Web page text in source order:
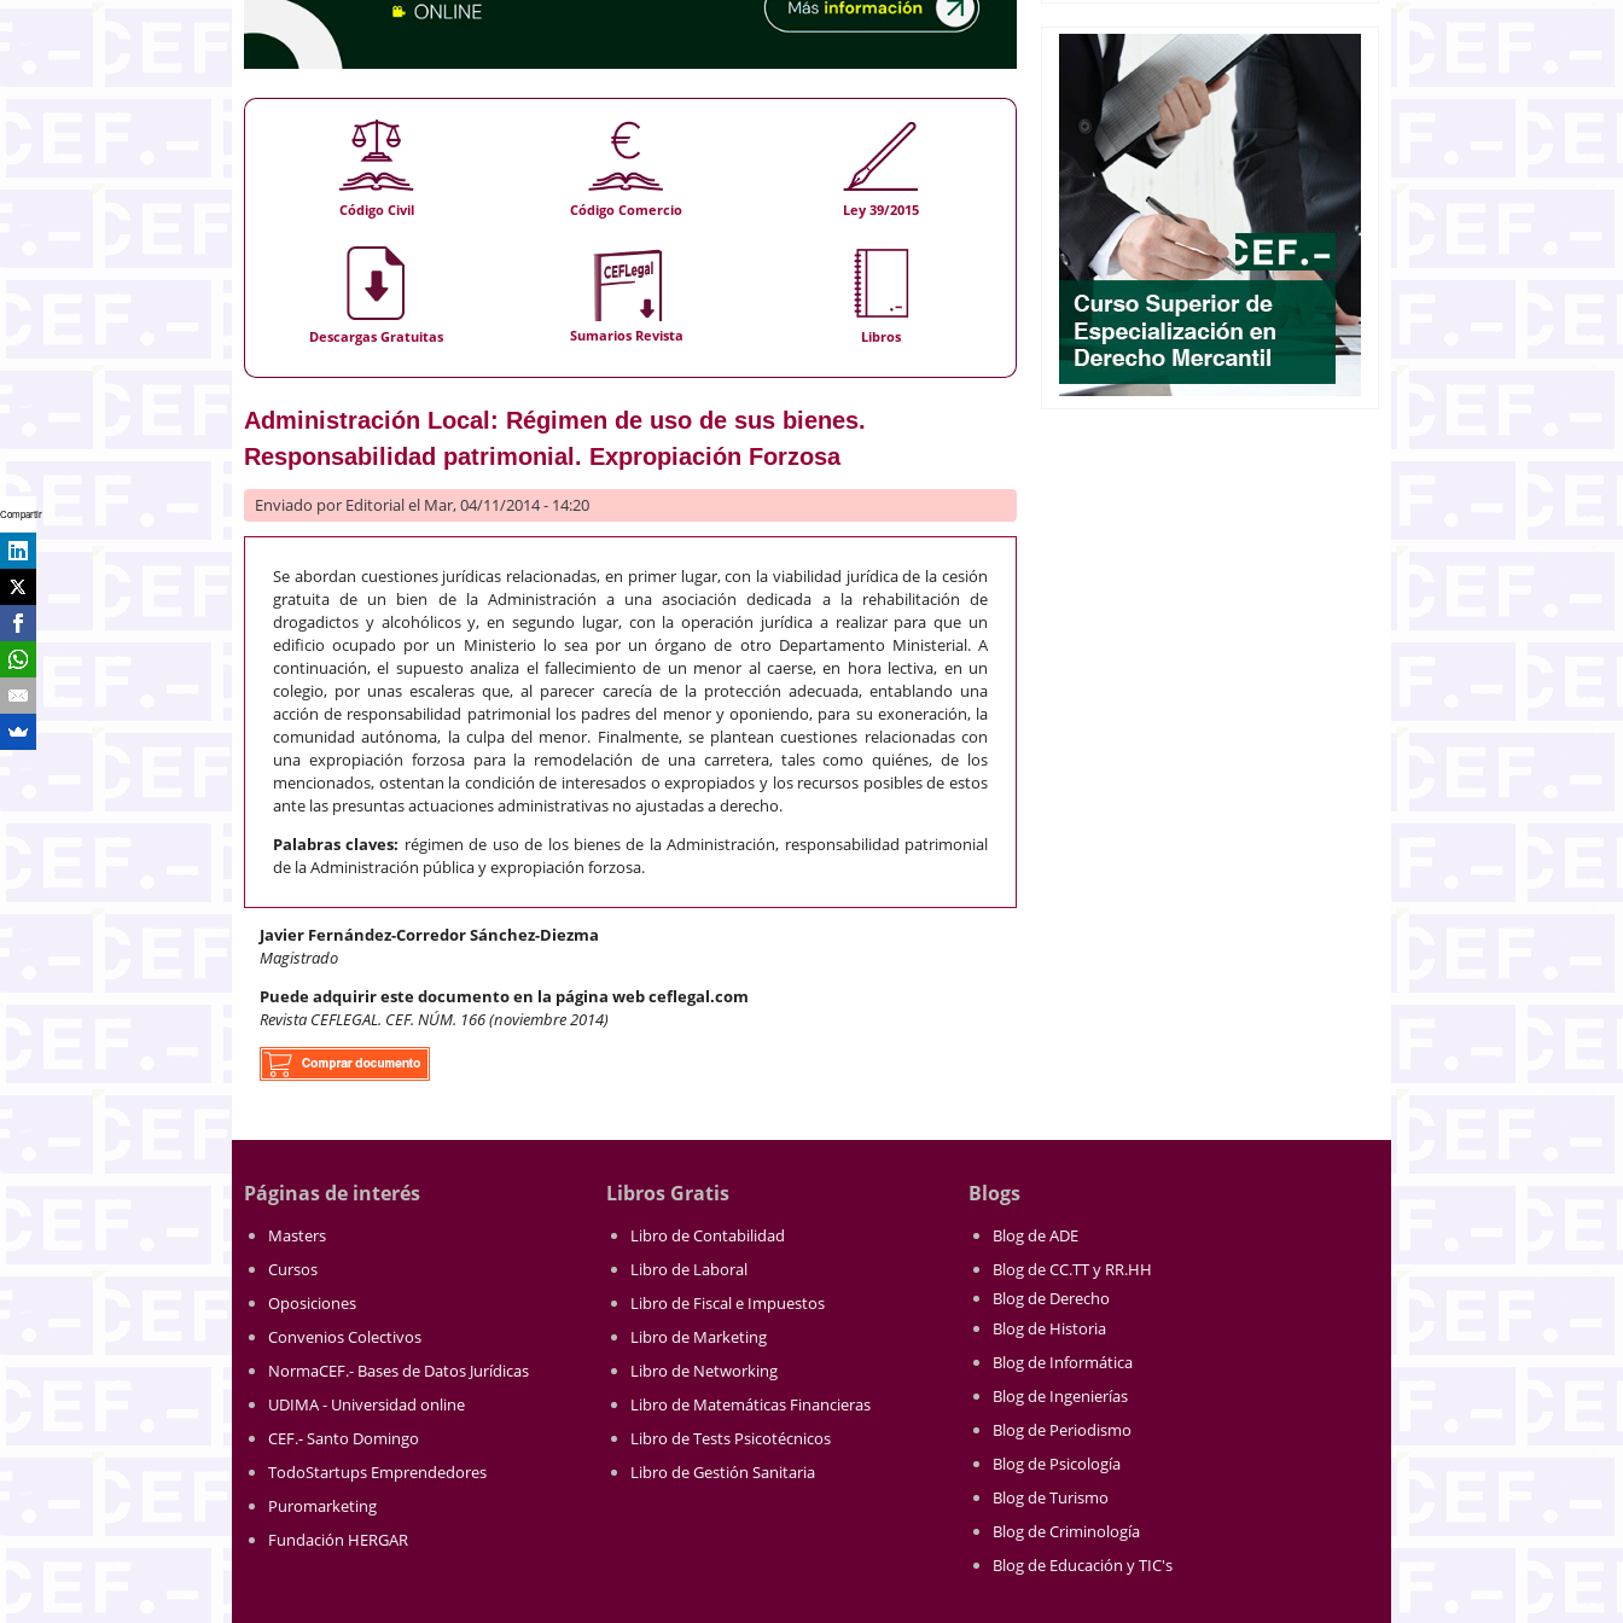
Código Civil Código Comercio Ley 39/2015
Descargas Gratuitas Sumarios Revista Libros
Administración Local: Régimen de uso de sus bienes.
Responsabilidad patrimonial. Expropiación Forzosa
Enviado por Editorialel Mar, 04/11/2014 - 14:20
Se abordan cuestiones jurídicas relacionadas, en primer lugar, con la viabilidad jurídica de la cesión
gratuita de un bien de la Administración a una asociación dedicada a la rehabilitación de
drogadictos y alcohólicos y, en segundo lugar, con la operación jurídica a realizar para que un
edificio ocupado por un Ministerio lo sea por un órgano de otro Departamento Ministerial. A
continuación, el supuesto analiza el fallecimiento de un menor al caerse, en hora lectiva, en un
colegio, por unas escaleras que, al parecer carecía de la protección adecuada, entablando una
acción de responsabilidad patrimonial los padres del menor y oponiendo, para su exoneración, la
comunidad autónoma, la culpa del menor. Finalmente, se plantean cuestiones relacionadas con
una expropiación forzosa para la remodelación de una carretera, tales como quiénes, de los
mencionados, ostentan la condición de interesados o expropiados y los recursos posibles de estos
ante las presuntas actuaciones administrativas no ajustadas a derecho.
Palabras claves: régimen de uso de los bienes de la Administración, responsabilidad patrimonial
de la Administración pública y expropiación forzosa.
Javier Fernández-Corredor Sánchez-Diezma
Magistrado
Puede adquirir este documento en la página web ceflegal.com
Revista CEFLEGAL. CEF. NÚM. 166 (noviembre 2014)
Páginas de interés
Masters
Cursos
Oposiciones
Convenios Colectivos
NormaCEF.- Bases de Datos Jurídicas
UDIMA - Universidad online
CEF.- Santo Domingo
TodoStartups Emprendedores
Puromarketing
Fundación HERGAR
Libros Gratis
Libro de Contabilidad
Libro de Laboral
Libro de Fiscal e Impuestos
Libro de Marketing
Libro de Networking
Libro de Matemáticas Financieras
Libro de Tests Psicotécnicos
Libro de Gestión Sanitaria
Blogs
Blog de ADE
Blog de CC.TT y RR.HH
Blog de Derecho
Blog de Historia
Blog de Informática
Blog de Ingenierías
Blog de Periodismo
Blog de Psicología
Blog de Turismo
Blog de Criminología
Blog de Educación y TIC's
Compartir